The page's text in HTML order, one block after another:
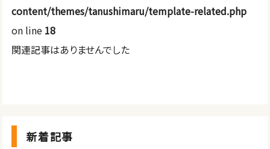
content/themes/tanushimaru/template-related.php
on line 18
関連記事はありませんでした
新着記事